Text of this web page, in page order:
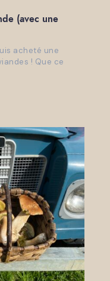
(avec une
acheté une
! Que ce